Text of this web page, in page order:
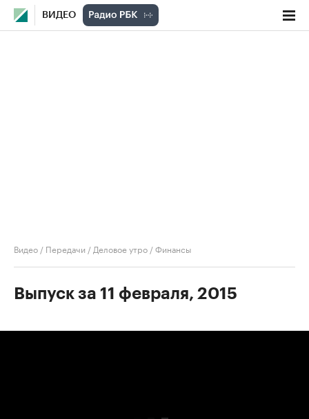
ВИДЕО
Видео / Передачи / Деловое утро /Финансы
Выпуск за 11 февраля, 2015